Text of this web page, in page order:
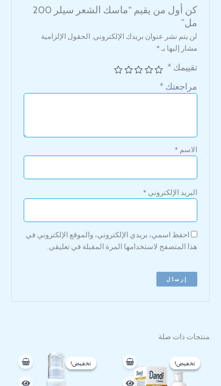
كن أول من يقيم “ماسك الشعر سيلر 200
مل”
لن يتم نشر عنوان بريدك الإلكتروني. الحقول الإلزامية
مشار إليها بـ *
تقييمك*
مراجعتك*
الاسم *
البريد الإلكتروني *
احفظ اسمي، بريدي الإلكتروني، والموقع الإلكتروني في
هذا المتصفح لاستخدامها المرة المقبلة في تعليقي.
منتجات ذات صلة
تخفيض!
تخفيض!الأصلي
هو:
240 EGP.
هو:
92 EGP.
تخفيض!
تخفيض!الأصلي
هو:
250 EGP.
الحالي
هو:
198 EGP.